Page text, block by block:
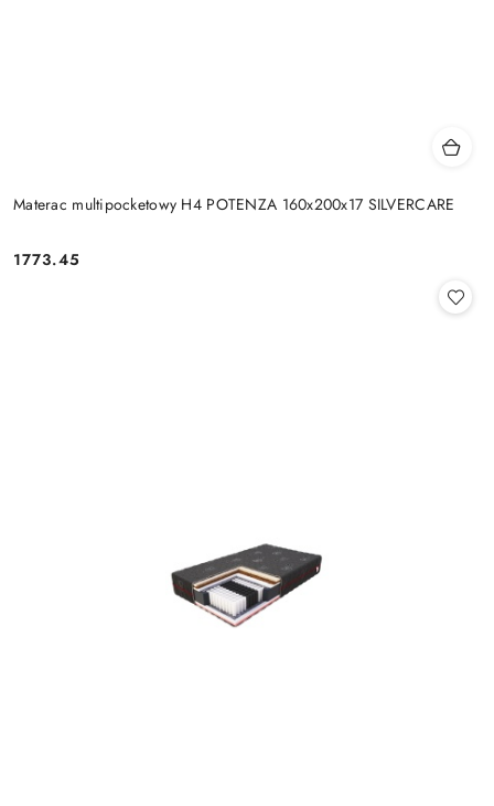
Materac multipocketowy H4 POTENZA 160x200x17 SILVERCARE
Cena:
1773.45